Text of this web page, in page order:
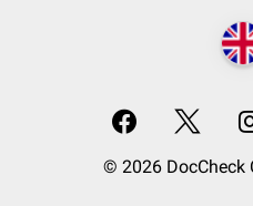
© 2026 DocCheck